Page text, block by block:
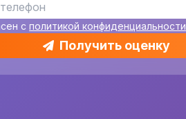
сполитикой конфиденциальности
Получить оценку